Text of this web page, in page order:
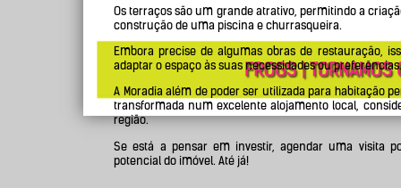
Os terraços são um grande atrativo, permitindo a
construção de uma piscina e churrasqueira.
Embora precise de algumas obras de restauração,
adaptar o espaço às suas necessidades ou
A Moradia além de poder ser utilizada para habitação
transformada num excelente alojamento local,
região.
Se está a pensar em investir, agendar uma visita
potencial do imóvel. Até já!